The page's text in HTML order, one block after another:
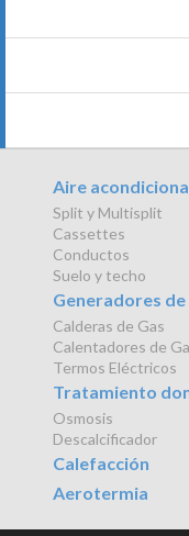
Aire
Split y Multisplit
Cassettes
Conductos
Suelo y techo
Generadores
Calderas de Gas
Calentadores de
Termos Eléctricos
Tratamiento
Osmosis
Descalcificador
Calefacción
Aerotermia